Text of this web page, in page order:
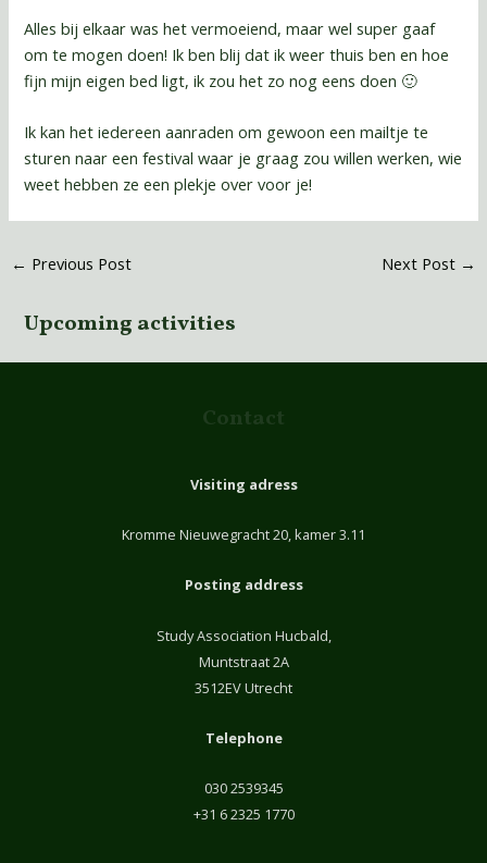
Alles bij elkaar was het vermoeiend, maar wel super gaaf
om te mogen doen! Ik ben blij dat ik weer thuis ben en hoe
fijn mijn eigen bed ligt, ik zou het zo nog eens doen 🙂
Ik kan het iedereen aanraden om gewoon een mailtje te
sturen naar een festival waar je graag zou willen werken, wie
weet hebben ze een plekje over voor je!
← Previous Post Next Post →
Upcoming activities
Contact
Visiting adress
Kromme Nieuwegracht 20, kamer 3.11
Posting address
Study Association Hucbald,
Muntstraat 2A
3512EV Utrecht
Telephone
030 2539345
+31 6 2325 1770